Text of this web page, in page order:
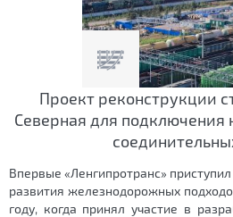
Проект реконструкции
Северная для подключения
Впервые «Ленгипротранс»
развития железнодорожных
году, когда принял участие в